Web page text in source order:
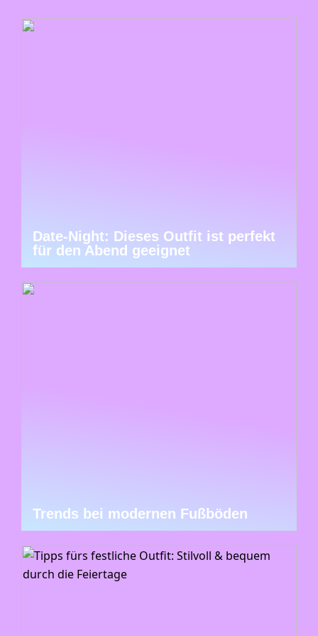
Date-Night: Dieses Outfit ist perfekt
für den Abend geeignet
Trends bei modernen Fußböden